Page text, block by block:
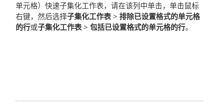
单元格）快速子集化工作表，请在该列中单击，单击鼠标
右键，然后选择子集化工作表 > 排除已设置格式的单元格
的行或子集化工作表 > 包括已设置格式的单元格的行。